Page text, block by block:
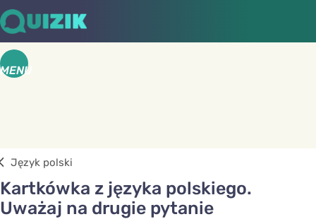
MENU
Język polski
Kartkówka z języka polskiego.
Uważaj na drugie pytanie